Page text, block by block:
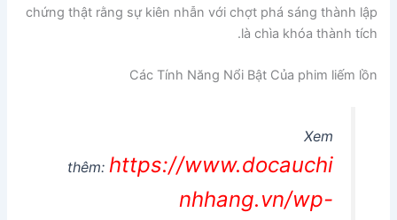
chứng thật rằng sự kiên nhẫn với chợt phá sáng thành lập
là chìa khóa thành tích.
Các Tính Năng Nổi Bật Của phim liếm lồn
Xem
thêm:https://www.docauchi
nhhang.vn/wp-